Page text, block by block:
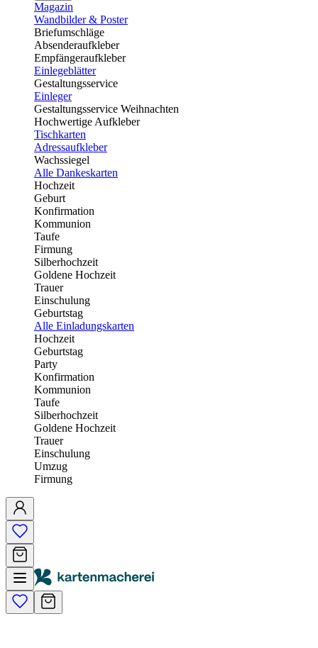
Magazin
Wandbilder & Poster
Briefumschläge
Absenderaufkleber
Empfängeraufkleber
Einlegeblätter
Gestaltungsservice
Einleger
Gestaltungsservice Weihnachten
Hochwertige Aufkleber
Tischkarten
Adressaufkleber
Wachssiegel
Alle Dankeskarten
Hochzeit
Geburt
Konfirmation
Kommunion
Taufe
Firmung
Silberhochzeit
Goldene Hochzeit
Trauer
Einschulung
Geburtstag
Alle Einladungskarten
Hochzeit
Geburtstag
Party
Konfirmation
Kommunion
Taufe
Silberhochzeit
Goldene Hochzeit
Trauer
Einschulung
Umzug
Firmung